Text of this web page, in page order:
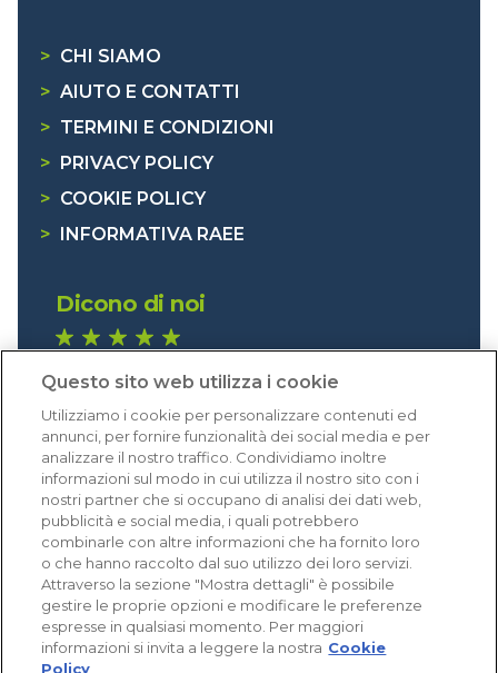
> CHI SIAMO
> AIUTO E CONTATTI
> TERMINI E CONDIZIONI
>
PRIVACY POLICY
> COOKIE POLICY
>
INFORMATIVA RAEE
Dicono di noi
Eccellente (4,8)
Acquisti verificati
Questo sito web utilizza i cookie
Utilizziamo i cookie per personalizzare contenuti ed
annunci, per fornire funzionalità dei social media e per
analizzare il nostro traffico. Condividiamo inoltre
informazioni sul modo in cui utilizza il nostro sito con i
nostri partner che si occupano di analisi dei dati web,
pubblicità e social media, i quali potrebbero
combinarle con altre informazioni che ha fornito loro
o che hanno raccolto dal suo utilizzo dei loro servizi.
Attraverso la sezione "Mostra dettagli" è possibile
gestire le proprie opzioni e modificare le preferenze
espresse in qualsiasi momento. Per maggiori
informazioni si invita a leggere la nostra Cookie
Policy